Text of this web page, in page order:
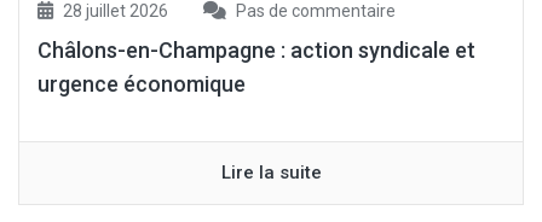
28 juillet 2026 Pas de commentaire
Châlons-en-Champagne : action syndicale et
urgence économique
Lire la suite